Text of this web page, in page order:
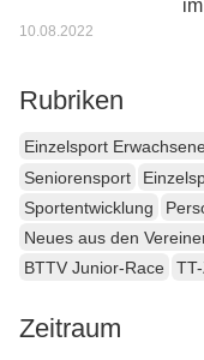
10.08.2022
Rubriken
Einzelsport Erwachsene
Seniorensport
Sportentwicklung
Neues aus den
BTTV Junior-Race
Zeitraum